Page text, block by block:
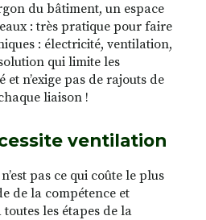
du bâtiment, un espace
: très pratique pour faire
: électricité, ventilation,
qui limite les
et n’exige pas de rajouts de
liaison !
ventilation
pas ce qui coûte le plus
de la compétence et
les étapes de la